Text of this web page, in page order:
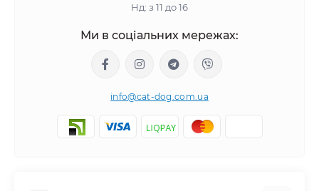
Нд: з 11 до 16
Ми в соціальних мережах:
info@cat-dog.com.ua